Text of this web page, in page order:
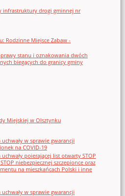
infrastruktury drogi gminnej nr
Rodzinne Miejsce Zabaw -
stanu i oznakowania dwóch
biegących do granicy gminy
Miejskiej w Olsztynku
w sprawie gwarancji
na COVID-19
poierającej list otwarty STOP
niebezpiecznej szczepionce oraz
na mieszkańcach Polski i inne
w sprawie gwarancji